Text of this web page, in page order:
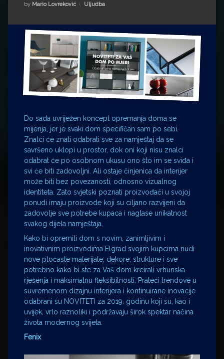
Impressum
Milenko Strižak
Drugi autori
Drugi autori
Matea Andrić
Ljiljana Lekanić-Kljaić
Željko Krznarić
Mario Lovreković
Miroslav Šantek
by Mario Lovreković Kategorije:
Uljudba
Do sada uvriježen koncept opremanja doma se
mijenja, jer je svaki dom specifičan sam po sebi.
Znalci će znati odabrati sve za namještaj da se
savršeno uklopi u prostor, dok oni koji nisu znalci
odabrat će po osobnom ukusu ono što im se sviđa i
svi će biti zadovoljni. Ali ostaje činjenica da interijer
može biti bez povezanosti, odnosno vizualnog
identiteta. Zato svjetski poznati proizvođači u svojoj
ponudi imaju proizvode koji su ciljano razvijeni da
zadovolje sve potrebe kupaca i naglase unikatnost
svakog dijela namještaja.
Kako bi opremili dom s novim, zanimljivim i
inovativnim proizvodima Elgrad svojim kupcima nudi
nove pločaste materijale, dekore, strukture i sve
potrebno kako bi ste za Vaš dom kreirali vrhunska
rješenja i maksimalnu fleksibilnosti. Prateći trendove u
suvremenom dizajnu interijera i kontinuirane inovacije
odabrani su NOVITETI za 2019. godinu koji su, kao i
uvijek, vrlo raznoliki i podržavaju širok spektar načina
života modernog svijeta.
Fenix